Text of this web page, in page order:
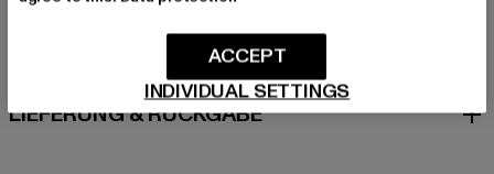
GRÖSSE & PASSFORM
LIEFERUNG & RÜCKGABE
INDIVIDUAL SETTINGS
ACCEPT